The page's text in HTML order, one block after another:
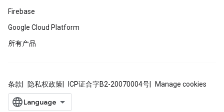
Firebase
Google Cloud Platform
所有产品
条款 隐私权政策 ICP证合字B2-20070004号 Manage cookies